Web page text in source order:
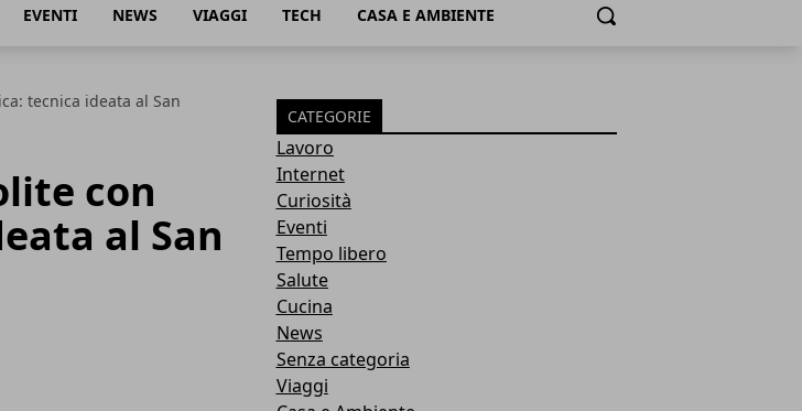
EVENTI NEWS VIAGGI TECH CASA E AMBIENTE Cerca
tecnica ideata al San
con
al San
CATEGORIE
Lavoro
Internet
Curiosità
Eventi
Tempo libero
Salute
Cucina
News
Senza categoria
Viaggi